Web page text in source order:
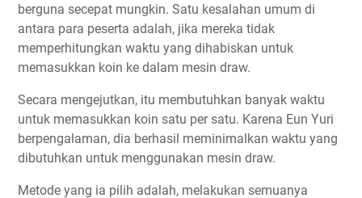
berguna secepat mungkin. Satu kesalahan umum di
antara para peserta adalah, jika mereka tidak
memperhitungkan waktu yang dihabiskan untuk
memasukkan koin ke dalam mesin draw.
Secara mengejutkan, itu membutuhkan banyak waktu
untuk memasukkan koin satu per satu. Karena Eun Yuri
berpengalaman, dia berhasil meminimalkan waktu yang
dibutuhkan untuk menggunakan mesin draw.
Metode yang ia pilih adalah, melakukan semuanya